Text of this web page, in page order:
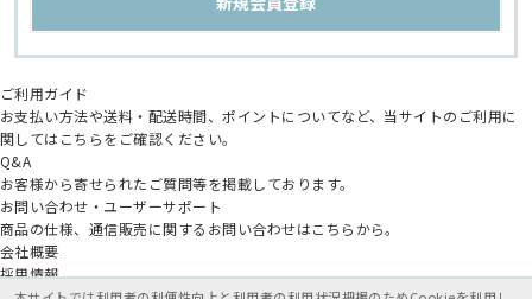
ご利用ガイド
お支払い方法や送料・配送時間、ポイントについてなど、当サイトのご利用に
関してはこちらをご確認ください。
Q&A
お客様から寄せられたご質問等を掲載しております。
お問い合わせ・ユーザーサポート
商品の仕様、通信販売に関するお問い合わせはこちらから。
会社概要
採用情報